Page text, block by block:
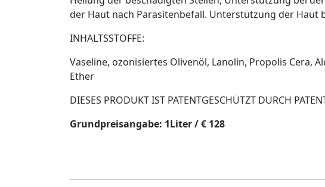
der Haut nach Parasitenbefall. Unterstützung der Haut
INHALTSSTOFFE:
Vaseline, ozonisiertes Olivenöl, Lanolin, Propolis Cera,
Ether
DIESES PRODUKT IST PATENTGESCHÜTZT DURCH
Grundpreisangabe: 1Liter / € 128